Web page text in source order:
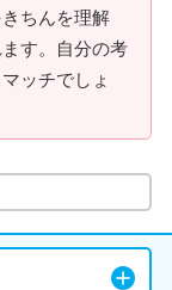
ちんを理解
す。自分の考
ッチでしょ